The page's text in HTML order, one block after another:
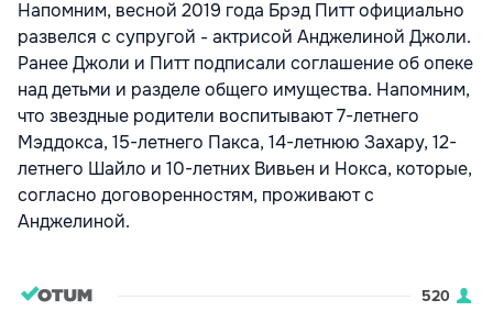
Напомним, весной 2019 года Брэд Питт официально
развелся с супругой - актрисой Анджелиной Джоли.
Ранее Джоли и Питт подписали соглашение об опеке
над детьми и разделе общего имущества. Напомним,
что звездные родители воспитывают 7-летнего
Мэддокса, 15-летнего Пакса, 14-летнюю Захару, 12-
летнего Шайло и 10-летних Вивьен и Нокса, которые,
согласно договоренностям, проживают с
Анджелиной.
520